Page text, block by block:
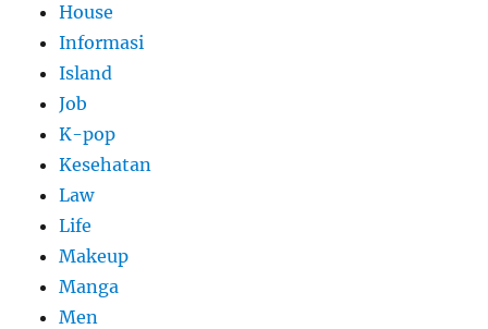
House
Informasi
Island
Job
K-pop
Kesehatan
Law
Life
Makeup
Manga
Men